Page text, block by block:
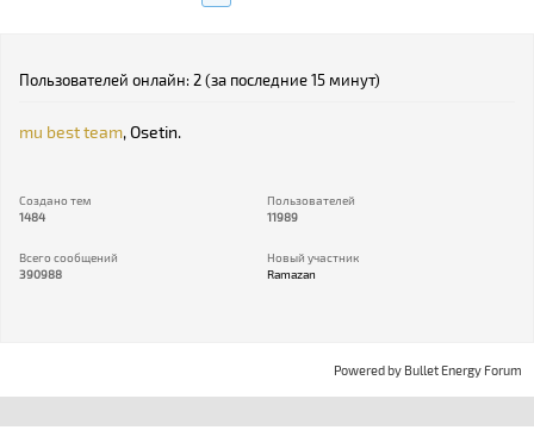
Пользователей онлайн: 2 (за последние 15 минут)
mu best team,Osetin.
Создано тем
1484
Всего сообщений
390988
Пользователей
11989
Новый участник
Ramazan
Powered by Bullet Energy Forum